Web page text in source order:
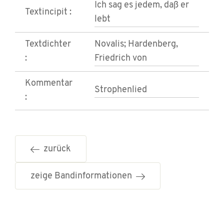
Textincipit :
Ich sag es jedem, daß er
lebt
Textdichter
:
Novalis; Hardenberg,
Friedrich von
Kommentar
:
Strophenlied
zurück
zeige Bandinformationen